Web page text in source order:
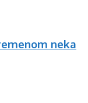
neka